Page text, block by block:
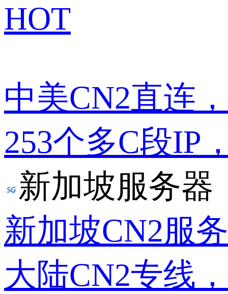
HOT
中美CN2直连
253个多C段IP
新加坡服务器
新加坡CN2服
大陆CN2专线